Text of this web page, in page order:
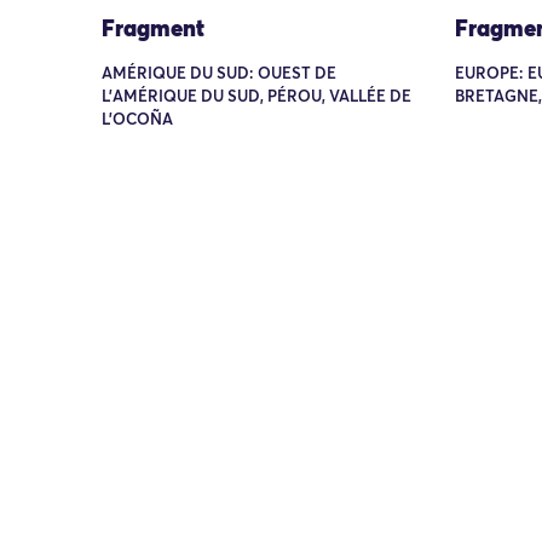
Fragment
AMÉRIQUE DU SUD: OUEST DE
L'AMÉRIQUE DU SUD, PÉROU, VALLÉE DE
L'OCOÑA
EUROPE: